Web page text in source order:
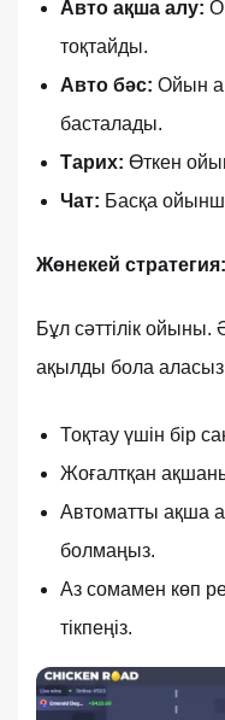
Авто ақша алу:
тоқтайды.
Авто бәс: Ойын
басталады.
Тарих: Өткен
Чат: Басқа
Жөнекей стратегия:
Бұл сәттілік
ақылды бола
Тоқтау үшін бір
Жоғалтқан
Автоматты ақша
болмаңыз.
Аз сомамен көп
тікпеңіз.